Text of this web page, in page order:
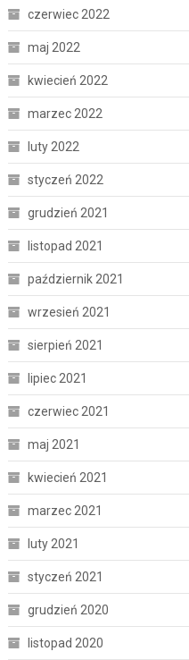
czerwiec 2022
maj 2022
kwiecień 2022
marzec 2022
luty 2022
styczeń 2022
grudzień 2021
listopad 2021
październik 2021
wrzesień 2021
sierpień 2021
lipiec 2021
czerwiec 2021
maj 2021
kwiecień 2021
marzec 2021
luty 2021
styczeń 2021
grudzień 2020
listopad 2020